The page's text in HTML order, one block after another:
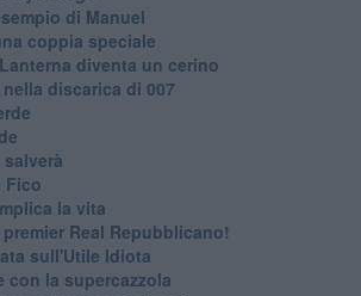
di Manuel
coppia speciale
diventa un cerino
discarica di 007
Fico
la vita
Real Repubblicano!
sull'Utile Idiota
con la supercazzola